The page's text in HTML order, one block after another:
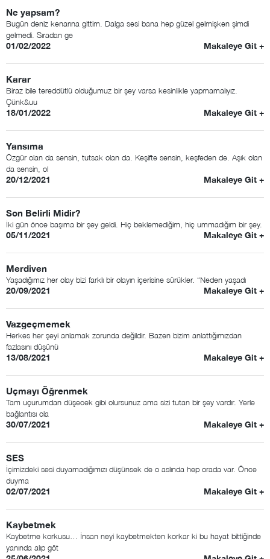
Ne yapsam?
Bugün deniz kenarına gittim. Dalga sesi bana hep güzel gelmişken şimdi
gelmedi. Sıradan ge
01/02/2022 Makaleye Git +
Karar
Biraz bile tereddütlü olduğumuz bir şey varsa kesinlikle yapmamalıyız.
Çünk&uu
18/01/2022 Makaleye Git +
Yansıma
Özgür olan da sensin, tutsak olan da. Keşifte sensin, keşfeden de. Aşık olan
da sensin, ol
20/12/2021 Makaleye Git +
Son Belirli Midir?
İki gün önce başıma bir şey geldi. Hiç beklemediğim, hiç ummadığım bir şey.
05/11/2021 Makaleye Git +
Merdiven
Yaşadığımız her olay bizi farklı bir olayın içerisine sürükler. “Neden yaşadı
20/09/2021 Makaleye Git +
Vazgeçmemek
Herkes her şeyi anlamak zorunda değildir. Bazen bizim anlattığımızdan
fazlasını düşünü
13/08/2021 Makaleye Git +
Uçmayı Öğrenmek
Tam uçurumdan düşecek gibi olursunuz ama sizi tutan bir şey vardır. Yerle
bağlantısı ola
30/07/2021 Makaleye Git +
SES
İçimizdeki sesi duyamadığımızı düşünsek de o aslında hep orada var. Önce
duyma
02/07/2021 Makaleye Git +
Kaybetmek
Kaybetme korkusu… İnsan neyi kaybetmekten korkar ki bu hayat bittiğinde
yanında alıp göt